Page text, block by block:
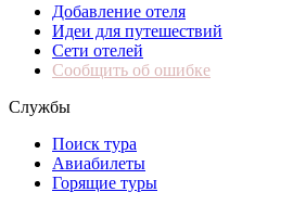
Добавление отеля
Идеи для путешествий
Сети отелей
Сообщить об ошибке
Службы
Поиск тура
Авиабилеты
Горящие туры